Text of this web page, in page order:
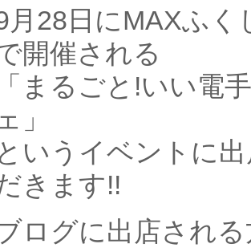
月28日にMAXふく
開催される
「まるごと!いい電
」
というイベントに
きます!!
ログに出店され